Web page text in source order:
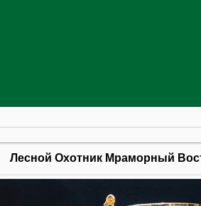
Лесной Охотник Мраморный